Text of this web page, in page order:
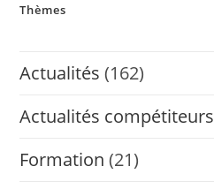
Thèmes
Actualités (162)
Actualités compétiteurs
Formation (21)